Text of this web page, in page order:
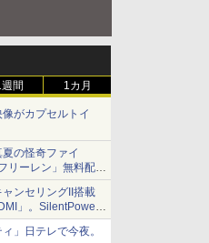
週間 1カ月
がカプセルトイ
の怪奇ファイ
リーレン」無料配信
ンセリングII搭載
」。SilentPower
」日テレで今夜。